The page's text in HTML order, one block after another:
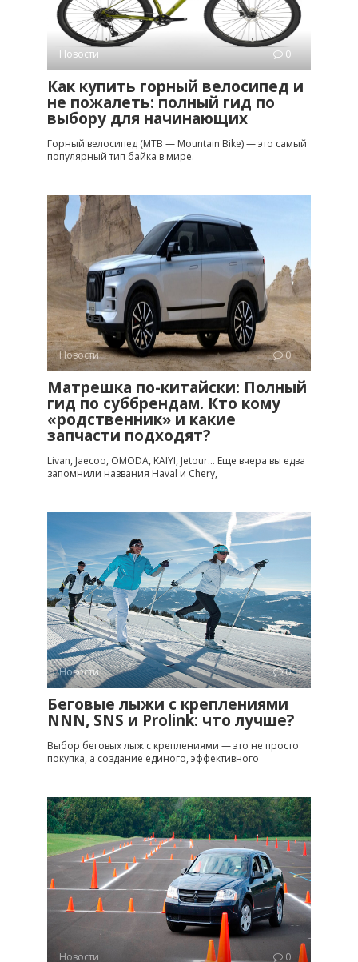
Новости 0
Как купить горный велосипед и
не пожалеть: полный гид по
выбору для начинающих
Горный велосипед (MTB — Mountain Bike) — это самый
популярный тип байка в мире.
Новости 0
Матрешка по-китайски: Полный
гид по суббрендам. Кто кому
«родственник» и какие
запчасти подходят?
Livan, Jaecoo, OMODA, KAIYI, Jetour… Еще вчера вы едва
запомнили названия Haval и Chery,
Новости 0
Беговые лыжи с креплениями
NNN, SNS и Prolink: что лучше?
Выбор беговых лыж с креплениями — это не просто
покупка, а создание единого, эффективного
Новости 0